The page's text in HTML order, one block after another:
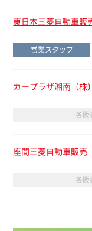
東日本三菱自動車販
営業スタッフ
カープラザ湘南（株）
各販
座間三菱自動車販売
各販